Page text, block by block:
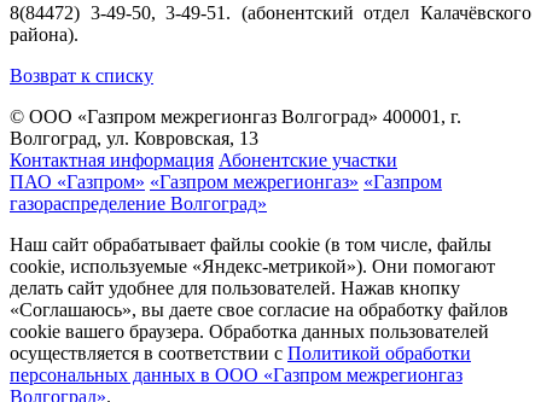
8(84472) 3-49-50, 3-49-51. (абонентский отдел Калачёвского
района).
Возврат к списку
© ООО «Газпром межрегионгаз Волгоград» 400001, г.
Волгоград, ул. Ковровская, 13
Контактная информация Абонентские участки
ПАО «Газпром» «Газпром межрегионгаз» «Газпром
газораспределение Волгоград»
Наш сайт обрабатывает файлы cookie (в том числе, файлы
cookie, используемые «Яндекс-метрикой»). Они помогают
делать сайт удобнее для пользователей. Нажав кнопку
«Соглашаюсь», вы даете свое согласие на обработку файлов
cookie вашего браузера. Обработка данных пользователей
осуществляется в соответствии с Политикой обработки
персональных данных в ООО «Газпром межрегионгаз
Волгоград».